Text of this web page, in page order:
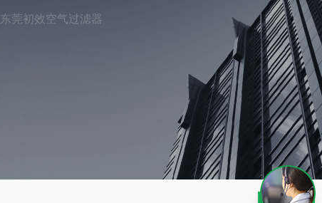
东莞初效空气过滤器